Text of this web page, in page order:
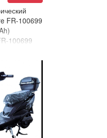
FR-100699
100699
МОПЕД
ПОВНА
стандарт
...